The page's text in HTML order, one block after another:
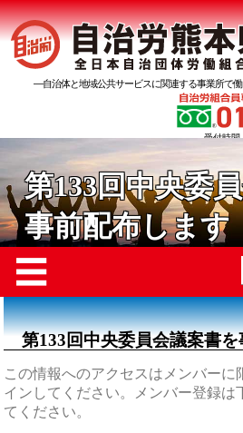
―自治体と地域公共サービスに関連する事業所で
受付時間
第133回中央委
事前配布します
☰
第133回中央委員会議案書
この情報へのアクセスはメンバーに
インしてください。メンバー登録は
てください。